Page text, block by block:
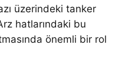
üzerindeki tanker
hatlarındaki bu
önemli bir rol